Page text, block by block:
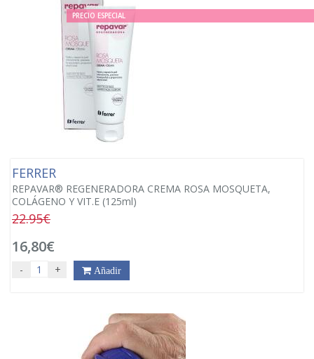
PRECIO ESPECIAL
FERRER
REPAVAR® REGENERADORA CREMA ROSA MOSQUETA,
COLÁGENO Y VIT.E (125ml)
22.95€
16,80€
- + Añadir